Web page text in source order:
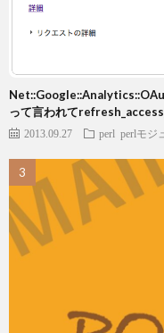
って言われて
2013.09.27 perl perlモジ